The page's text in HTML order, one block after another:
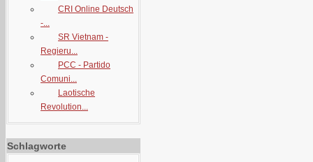
CRI Online Deutsch
-...
SR Vietnam -
Regieru...
PCC - Partido
Comuni...
Laotische
Revolution...
Schlagworte